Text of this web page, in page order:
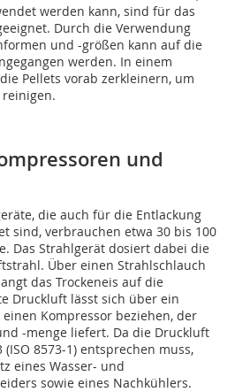
werden kann, sind für das
Durch die Verwendung
und -größen kann auf die
werden. In einem
Pellets vorab zerkleinern, um
und
die auch für die Entlackung
sind, verbrauchen etwa 30 bis 100
Das Strahlgerät dosiert dabei die
Über einen Strahlschlauch
das Trockeneis auf die
Druckluft lässt sich über ein
Kompressor beziehen, der
-menge liefert. Da die Druckluft
8573-1) entsprechen muss,
eines Wasser- und
sowie eines Nachkühlers.